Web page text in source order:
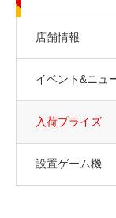
店舗情報
イベント&ニュ
入荷プライズ
設置ゲーム機